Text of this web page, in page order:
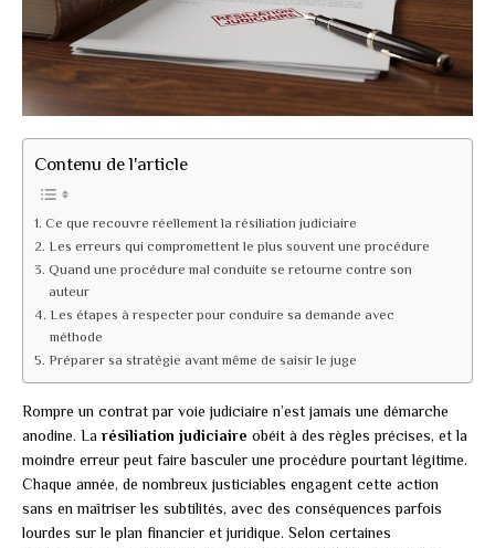
Contenu de l'article
Ce que recouvre réellement la résiliation judiciaire
Les erreurs qui compromettent le plus souvent une procédure
Quand une procédure mal conduite se retourne contre son
auteur
Les étapes à respecter pour conduire sa demande avec
méthode
Préparer sa stratégie avant même de saisir le juge
Rompre un contrat par voie judiciaire n’est jamais une démarche
anodine. La résiliation judiciaire obéit à des règles précises, et la
moindre erreur peut faire basculer une procédure pourtant légitime.
Chaque année, de nombreux justiciables engagent cette action
sans en maîtriser les subtilités, avec des conséquences parfois
lourdes sur le plan financier et juridique. Selon certaines